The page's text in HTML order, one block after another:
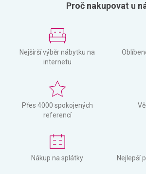
Proč nakupovat u
Nejširší výběr nábytku na
internetu
Přes 4000 spokojených
referencí
Nákup na splátky Nejlepší